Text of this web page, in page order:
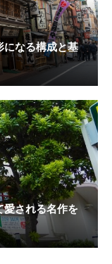
になる構成と基
愛される名作を